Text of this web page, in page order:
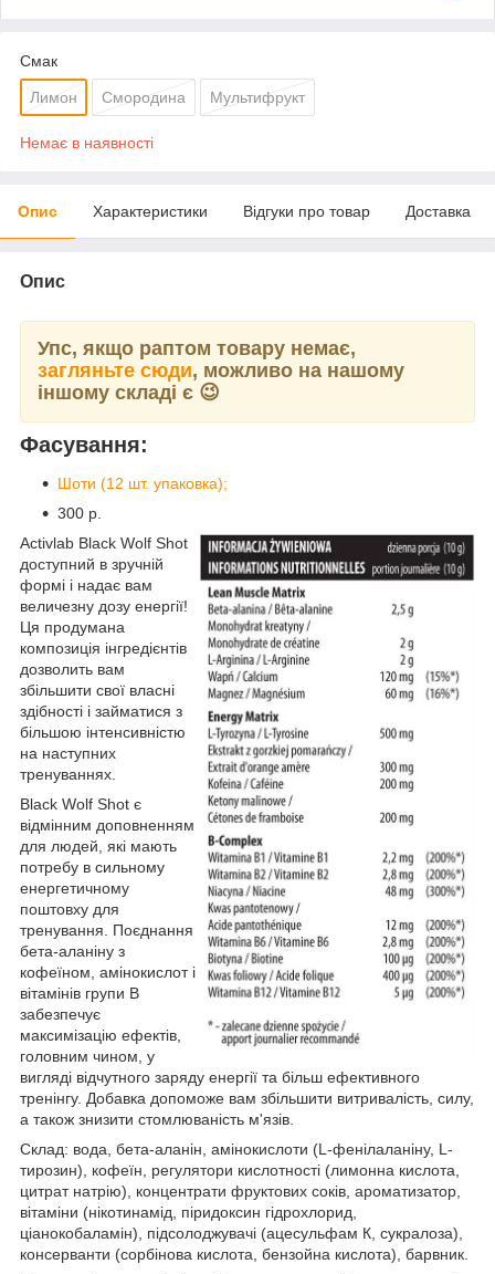
Смак
Лимон Смородина Мультифрукт
Немає в наявності
Опис Характеристики Відгуки про товар Доставка
Опис
Упс, якщо раптом товару немає,
загляньте сюди, можливо на нашому
іншому складі є 😉
Фасування:
Шоти (12 шт. упаковка);
300 р.
Activlab Black Wolf Shot
доступний в зручній
формі і надає вам
величезну дозу енергії!
Ця продумана
композиція інгредієнтів
дозволить вам
збільшити свої власні
здібності і займатися з
більшою інтенсивністю
на наступних
тренуваннях.
Black Wolf Shot є
відмінним доповненням
для людей, які мають
потребу в сильному
енергетичному
поштовху для
тренування. Поєднання
бета-аланіну з
кофеїном, амінокислот і
вітамінів групи B
забезпечує
максимізацію ефектів,
головним чином, у
вигляді відчутного заряду енергії та більш ефективного
тренінгу. Добавка допоможе вам збільшити витривалість, силу,
а також знизити стомлюваність м'язів.
Склад: вода, бета-аланін, амінокислоти (L-фенілаланіну, L-
тирозин), кофеїн, регулятори кислотності (лимонна кислота,
цитрат натрію), концентрати фруктових соків, ароматизатор,
вітаміни (нікотинамід, піридоксин гідрохлорид,
ціанокобаламін), підсолоджувачі (ацесульфам К, сукралоза),
консерванти (сорбінова кислота, бензойна кислота), барвник.